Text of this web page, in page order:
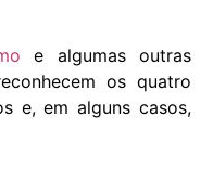
e algumas outras
os quatro
e, em alguns casos,